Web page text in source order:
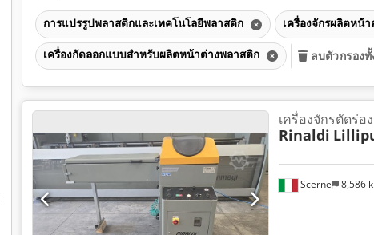
การแปรรูปพลาสติกและเทคโนโลยีพลาสติก เครื่องจักรผลิตหน้
เครื่องกัดลอกแบบสำหรับผลิตหน้าต่างพลาสติก ลบตัวกรอง
Scerne 8,586
เครื่องจักรตัดร่อ
Rinaldi